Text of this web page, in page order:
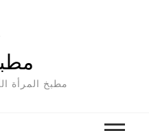
مطبخ المرأة